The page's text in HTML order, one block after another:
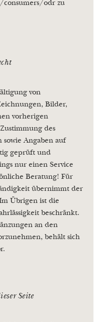
consumers/odr zu
von
Bilder,
vorherigen
des
Angaben auf
geprüft und
nur einen Service
Beratung! Für
übernimmt der
Übrigen ist die
beschränkt.
an den
behält sich
Seite